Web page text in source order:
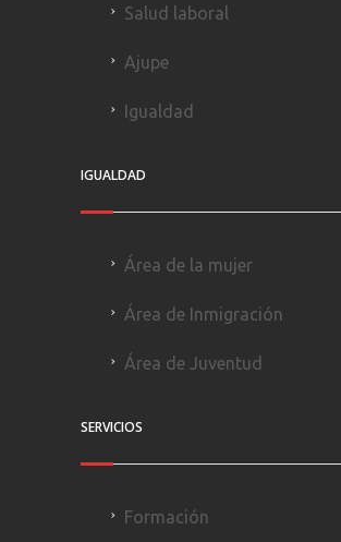
Salud laboral
Ajupe
Igualdad
IGUALDAD
Área de la mujer
Área de Inmigración
Área de Juventud
SERVICIOS
Formación